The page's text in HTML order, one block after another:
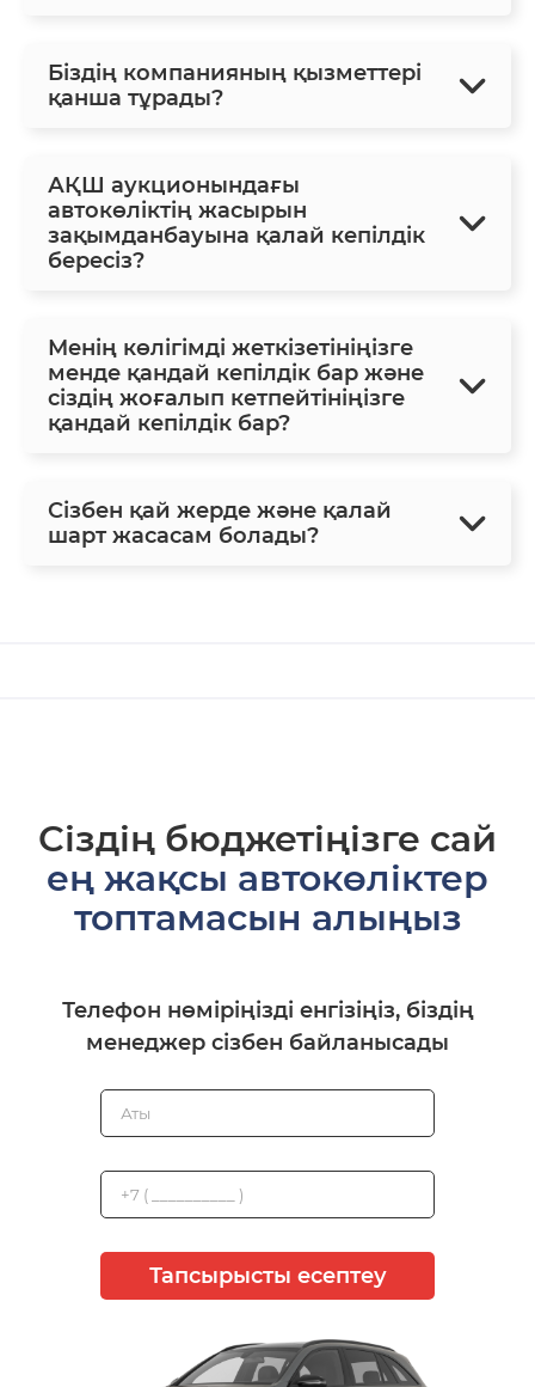
Біздің компанияның қызметтері
қанша тұрады?
АҚШ аукционындағы
автокөліктің жасырын
зақымданбауына қалай кепілдік
бересіз?
Менің көлігімді жеткізетініңізге
менде қандай кепілдік бар және
сіздің жоғалып кетпейтініңізге
қандай кепілдік бар?
Сізбен қай жерде және қалай
шарт жасасам болады?
Сіздің бюджетіңізге сай
ең жақсы автокөліктер
топтамасын алыңыз
Телефон нөміріңізді енгізіңіз, біздің
менеджер сізбен байланысады
Тапсырысты есептеу